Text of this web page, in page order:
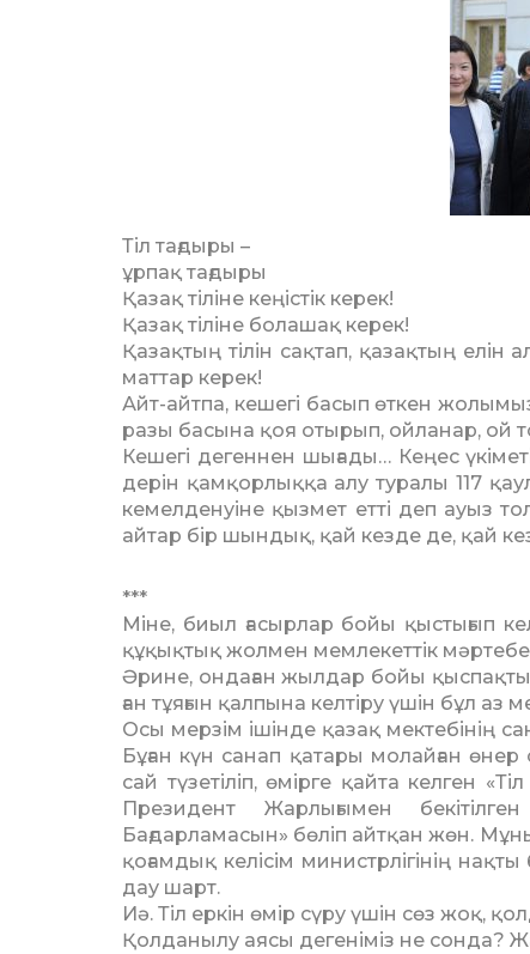
Тіл тағдыры –
ұрпақ тағдыры
Қазақ тіліне кеңістік керек!
Қазақ тіліне болашақ керек!
Қазақтың тілін сақтап, қазақ­тың елін
маттар керек!
Айт-айтпа, кешегі басып өт­кен
разы басына қоя отырып, ой­л­анар, ой
Кешегі дегеннен шығады… Кеңес
дерін қамқорлыққа алу туралы 117
кемелденуіне қызмет етті деп ауыз
айтар бір шындық, қай кезде де, қай
***
Міне, биыл ғасырлар бойы қыстығып
құқықтық жолмен мемле­кет­тік
Әрине, ондаған жылдар бойы
ған тұяғын қалпына келтіру үшін бұл аз
Осы мерзім ішінде қазақ мек­тебінің
Бұған күн санап қатары мо­лай­ған
сай түзетіліп, өмірге қайта кел­ген
Президент Жарлығымен
Бағдарламасын» бөліп айтқан жөн.
қоғамдық ке­лі­сім министр­лі­гінің
дау шарт.
Иә. Тіл еркін өмір сүру үшін сөз жоқ,
Қолданылу аясы дегеніміз не сон­да?